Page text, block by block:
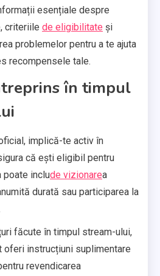
esențiale despre
criteriile de eligibilitate și
problemelor pentru a te ajuta
recompensele tale.
în timpul
implică-te activ în
că ești eligibil pentru
poate include vizionarea
durată sau participarea la
făcute în timpul stream-ului,
oferi instrucțiuni suplimentare
revendicarea